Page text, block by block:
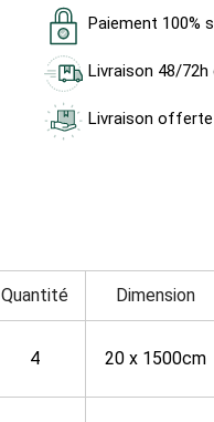
Paiement 100%
Livraison 48/72h
Livraison offerte
Quantité Dimension
4 20 x 1500cm